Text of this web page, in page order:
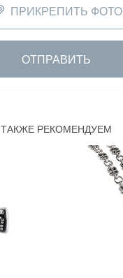
ПРИКРЕПИТЬ ФОТО
ОТПРАВИТЬ
ТАКЖЕ РЕКОМЕНДУЕМ